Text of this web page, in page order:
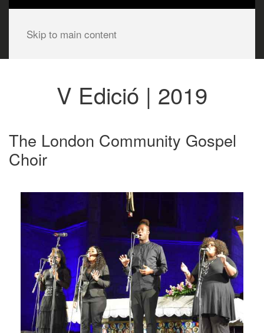
Skip to main content
V Edició | 2019
The London Community Gospel
Choir